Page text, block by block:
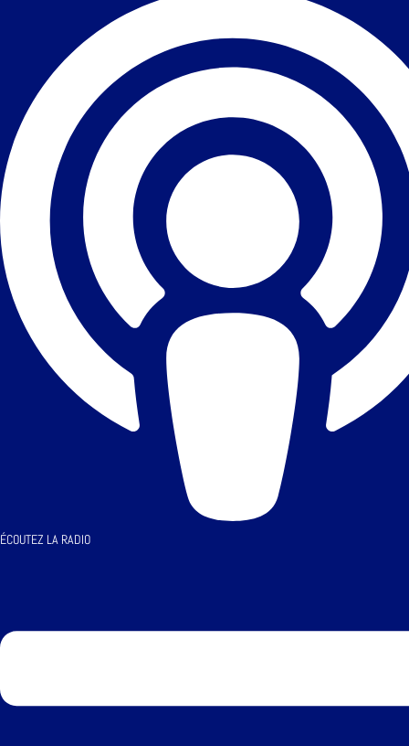
ÉCOUTEZ LA RADIO